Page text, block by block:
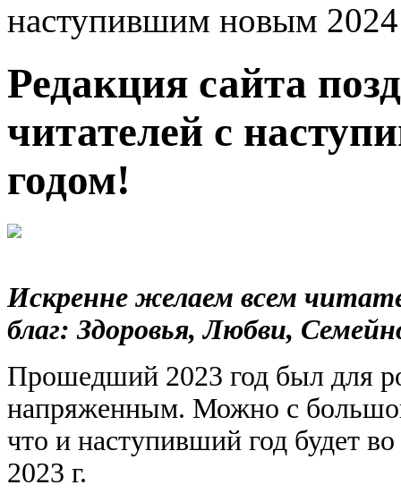
наступившим новым
Редакция сайта
читателей с
годом!
Искренне желаем всем
благ: Здоровья, Любви,
Прошедший 2023 год был для
напряженным. Можно с
что и наступивший год будет
2023 г.